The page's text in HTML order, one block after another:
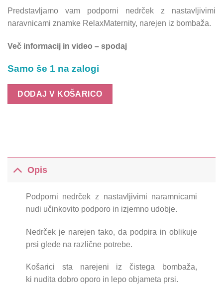
Predstavljamo vam podporni nedrček z nastavljivimi
naravnicami znamke RelaxMaternity, narejen iz bombaža.
Več informacij in video – spodaj
Samo še 1 na zalogi
DODAJ V KOŠARICO
Opis
Podporni nedrček z nastavljivimi naramnicami
nudi učinkovito podporo in izjemno udobje.
Nedrček je narejen tako, da podpira in oblikuje
prsi glede na različne potrebe.
Košarici sta narejeni iz čistega bombaža,
ki nudita dobro oporo in lepo objameta prsi.